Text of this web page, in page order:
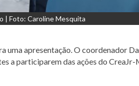
| Foto: Caroline Mesquita
uma apresentação. O coordenador
a participarem das ações do CreaJr-